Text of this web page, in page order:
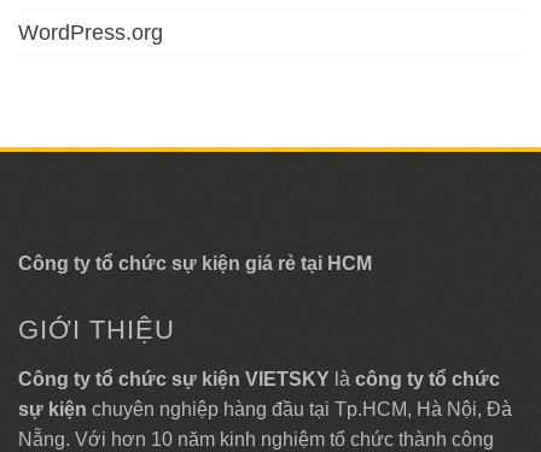
WordPress.org
Công ty tổ chức sự kiện giá rẻ tại HCM
GIỚI THIỆU
Công ty tổ chức sự kiện VIETSKY là công ty tổ chức
sự kiện chuyên nghiệp hàng đầu tại Tp.HCM, Hà Nội, Đà
Nẵng. Với hơn 10 năm kinh nghiệm tổ chức thành công